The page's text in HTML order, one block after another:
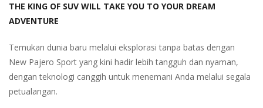
THE KING OF SUV WILL TAKE YOU TO YOUR DREAM
ADVENTURE
Temukan dunia baru melalui eksplorasi tanpa batas dengan
New Pajero Sport yang kini hadir lebih tangguh dan nyaman,
dengan teknologi canggih untuk menemani Anda melalui segala
petualangan.